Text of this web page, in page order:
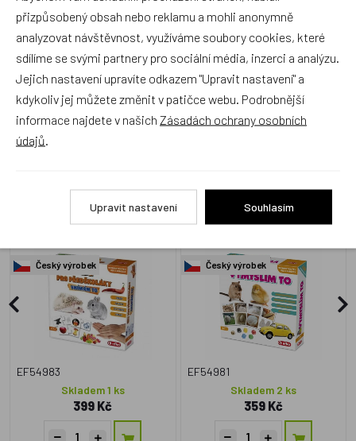
produkt ohodnotí!
Přidat hodnocení
Efko, Hry pro předškoláky -
Vnímám to
Český výrobek
EF54983
Skladem 1 ks
399 Kč
Efko, Hry pro předškoláky -
Vymyslím to
Český výrobek
EF54981
Skladem 2 ks
359 Kč
přizpůsobený obsah nebo reklamu a mohli anonymně
analyzovat návštěvnost, využíváme soubory cookies, které
sdílíme se svými partnery pro sociální média, inzerci a analýzu.
Jejich nastavení upravíte odkazem "Upravit nastavení" a
kdykoliv jej můžete změnit v patičce webu. Podrobnější
informace najdete v našich Zásadách ochrany osobních
údajů
Upravit nastavení Souhlasím